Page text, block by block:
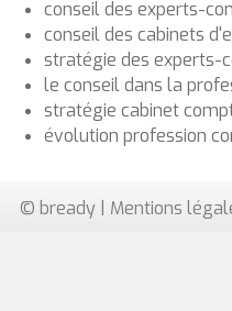
conseil des experts-
conseil des cabinets
stratégie des experts-
le conseil dans la
stratégie cabinet
évolution profession
© bready | Mentions